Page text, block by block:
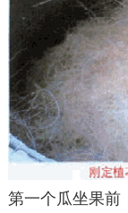
第一个瓜坐果前